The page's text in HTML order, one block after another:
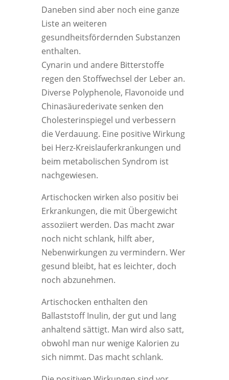
Daneben sind aber noch eine ganze
Liste an weiteren
gesundheitsfördernden Substanzen
enthalten.
Cynarin und andere Bitterstoffe
regen den Stoffwechsel der Leber an.
Diverse Polyphenole, Flavonoide und
Chinasäurederivate senken den
Cholesterinspiegel und verbessern
die Verdauung. Eine positive Wirkung
bei Herz-Kreislauferkrankungen und
beim metabolischen Syndrom ist
nachgewiesen.
Artischocken wirken also positiv bei
Erkrankungen, die mit Übergewicht
assoziiert werden. Das macht zwar
noch nicht schlank, hilft aber,
Nebenwirkungen zu vermindern. Wer
gesund bleibt, hat es leichter, doch
noch abzunehmen.
Artischocken enthalten den
Ballaststoff Inulin, der gut und lang
anhaltend sättigt. Man wird also satt,
obwohl man nur wenige Kalorien zu
sich nimmt. Das macht schlank.